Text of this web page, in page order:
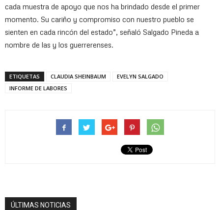
cada muestra de apoyo que nos ha brindado desde el primer
momento. Su cariño y compromiso con nuestro pueblo se
sienten en cada rincón del estado”, señaló Salgado Pineda a
nombre de las y los guerrerenses.
ETIQUETAS CLAUDIA SHEINBAUM
EVELYN SALGADO
INFORME DE LABORES
ÚLTIMAS NOTICIAS